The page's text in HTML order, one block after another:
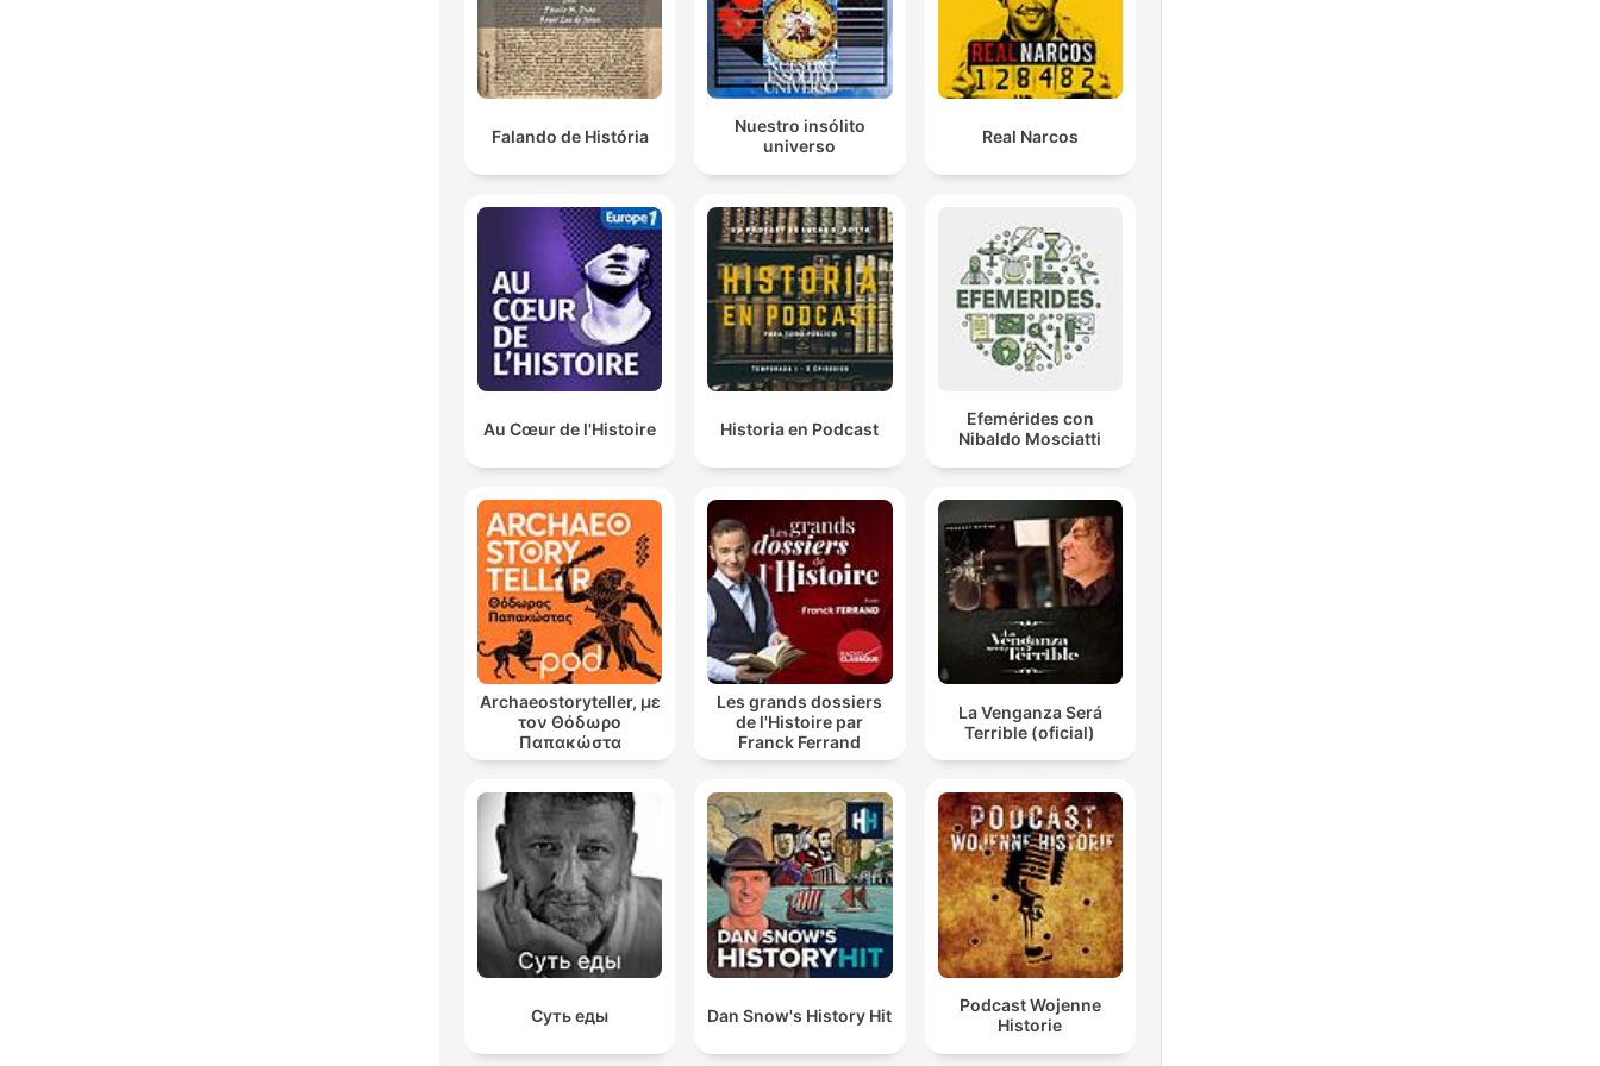
Falando de História
Nuestro insólito
universo
Real Narcos
Au Cœur de l'Histoire Historia en Podcast
Efemérides con
Nibaldo Mosciatti
Archaeostoryteller, με
τον Θόδωρο
Παπακώστα
Les grands dossiers
de l'Histoire par
Franck Ferrand
La Venganza Será
Terrible (oficial)
Суть еды Dan Snow's History Hit
Podcast Wojenne
Historie